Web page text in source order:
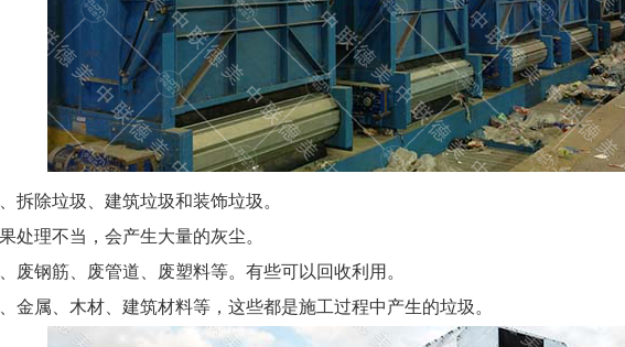
拆除垃圾、建筑垃圾和装饰垃圾。
处理不当，会产生大量的灰尘。
废钢筋、废管道、废塑料等。有些可以回收利用。
金属、木材、建筑材料等，这些都是施工过程中产生的垃圾。